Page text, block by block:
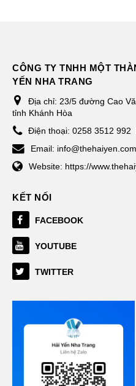
CÔNG TY TNHH MỘT
YẾN NHA TRANG
Địa chỉ: 23/5 đường Cao
tỉnh Khánh Hòa
Điện thoại: 0258 3512 992
Email: info@thehaiyen.com
Website: https://
KẾT NỐI
FACEBOOK
YOUTUBE
TWITTER